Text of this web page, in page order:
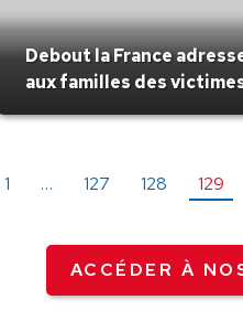
Debout la France
aux familles des
1 … 127 128 129
ACCÉDER À